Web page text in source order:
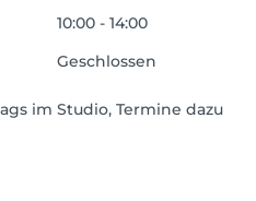
10:00 - 14:00
Geschlossen
im Studio, Termine dazu